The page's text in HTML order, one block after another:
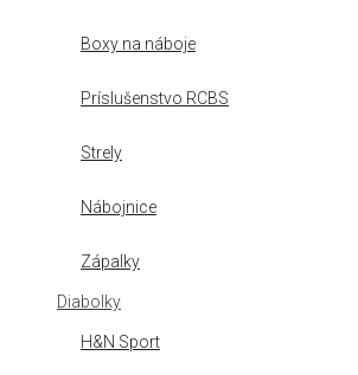
Boxy na náboje
Príslušenstvo RCBS
Strely
Nábojnice
Zápalky
Diabolky
H&N Sport